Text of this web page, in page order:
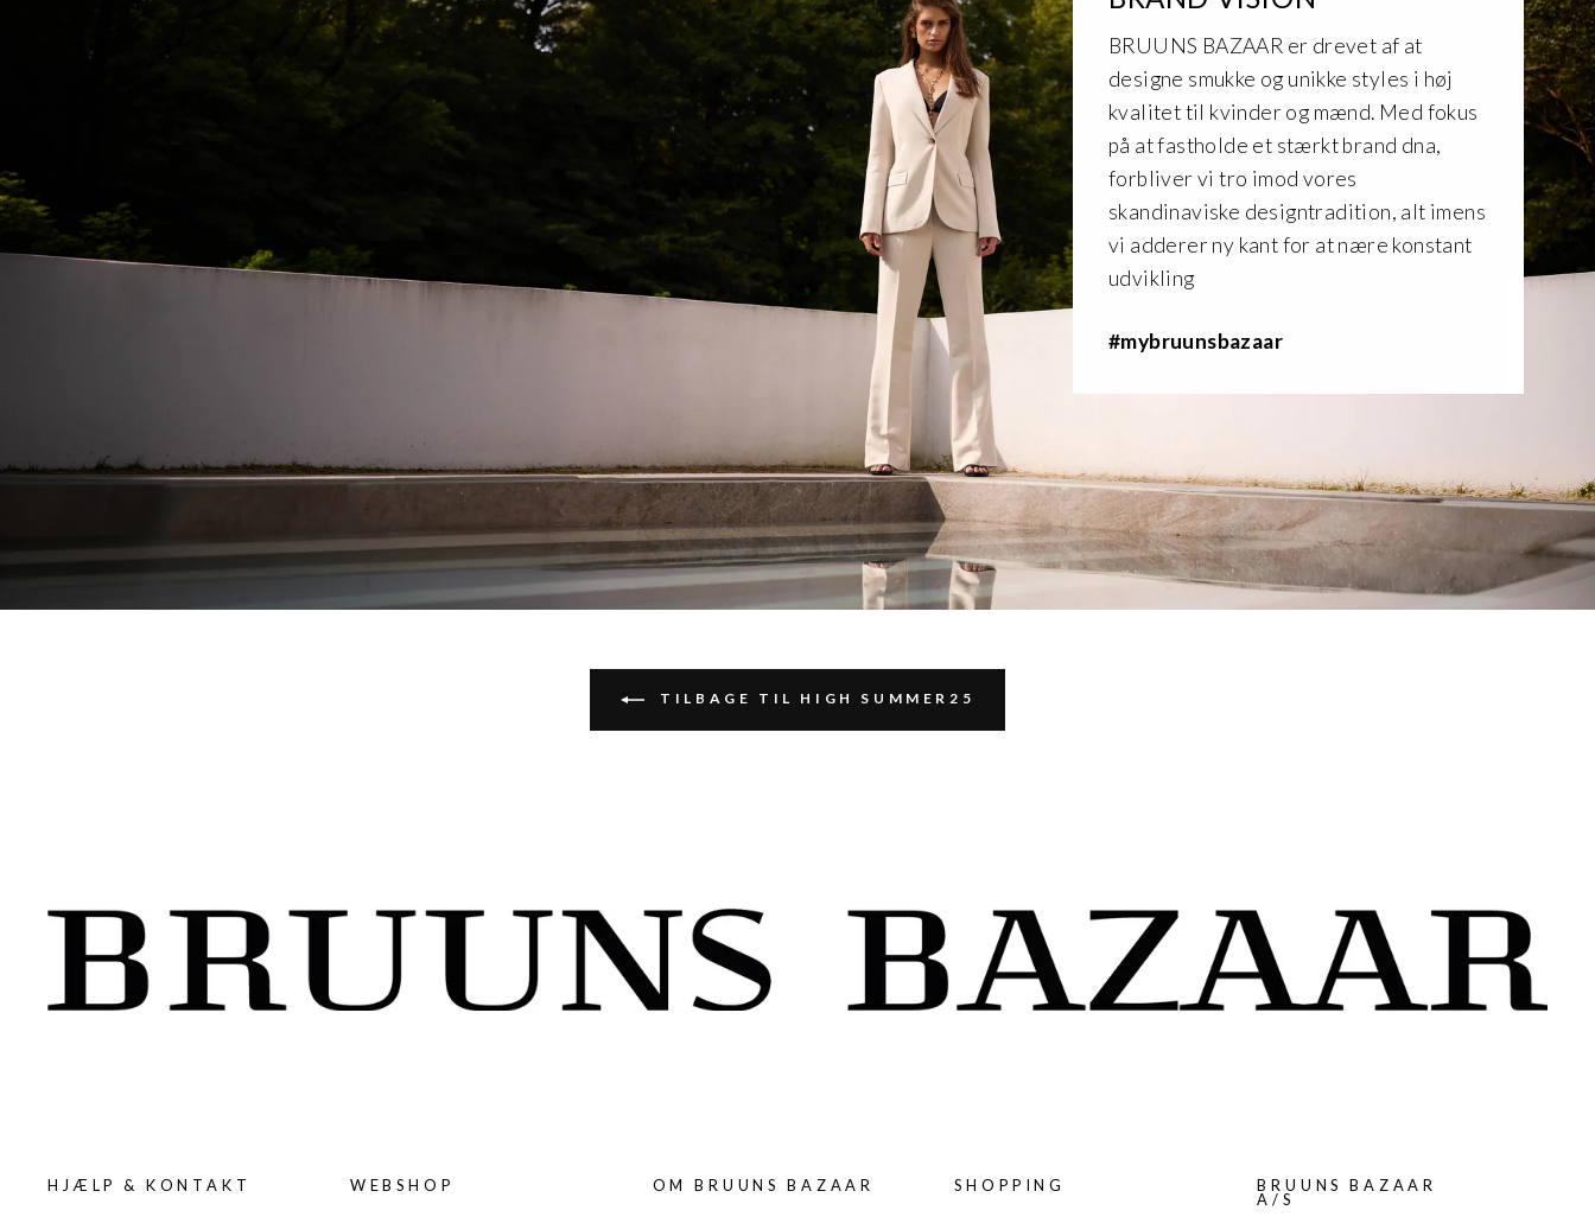
BRUUNS BAZAAR er drevet af at
designe smukke og unikke styles i høj
kvalitet til kvinder og mænd. Med fokus
på at fastholde et stærkt brand dna,
forbliver vi tro imod vores
skandinaviske designtradition, alt imens
vi adderer ny kant for at nære konstant
udvikling
#mybruunsbazaar
TILBAGE TIL HIGH SUMMER25
HJÆLP & KONTAKT WEBSHOP OM BRUUNS BAZAAR SHOPPING BRUUNS BAZAAR
A/S